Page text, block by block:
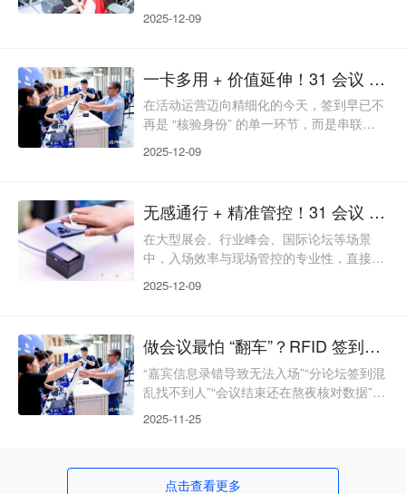
稳定、践行绿色理念的重要载体。传统
以匹配现代活动的多元需求。31 会议 RFID
签到打破技术思维局限，以 “人文温度为
魂、稳定可靠为基、绿色可持续为翼”，从
2025-12-09
一卡多用 + 价值延伸！31 会议 RFID 签到，让活动从入场焕活全链
在活动运营迈向精细化的今天，签到早已不
再是 “核验身份” 的单一环节，而是串联起
纽。传统 RFID 签到仅停留在 “快速入场” 的
签到打破功能局限，以 “一卡多用” 为核
心，将签到凭证升级为 “体验入口、品牌载
体、数据钥匙”，让活动从入场开始就焕活
2025-12-09
无感通行 + 精准管控！31 会议 RFID 签到，重新定义大型活动入场体验
在大型展会、行业峰会、国际论坛等场景
中，入场效率与现场管控的专业性，直接决
流拥堵、身份核验低效、数据统计滞后” 等
术” 为核心，打破 “接触式核验” 的局限，构
建起 “无感通行、精准管控、数据赋能、全
场景适配” 的全维度解决方案，让大型活动
2025-12-09
做会议最怕 “翻车”？RFID 签到让你全程稳如泰山
“嘉宾信息录错导致无法入场”“分论坛签到混
乱找不到人”“会议结束还在熬夜核对数据”
场会议，就像一场 “闯关游戏”，随时可能遇
关”，一旦出错，不仅影响嘉宾体验，更会
打乱整场活动的节奏。31 会议 RFID 签到
2025-11-25
点击查看更多